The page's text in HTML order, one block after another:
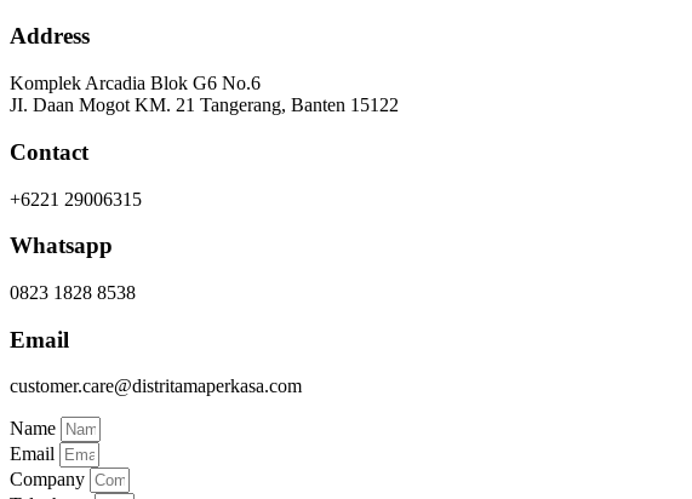
Address
Komplek Arcadia Blok G6 No.6
JI. Daan Mogot KM. 21 Tangerang, Banten 15122
Contact
+6221 29006315
Whatsapp
0823 1828 8538
Email
customer.care@distritamaperkasa.com
Name
Email
Company